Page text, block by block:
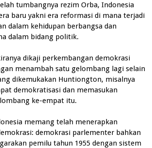
tumbangnya rezim Orba, Indonesia
baru yakni era reformasi di mana terjadi
dalam kehidupan berbangsa dan
dalam bidang politik.
dikaji perkembangan demokrasi
menambah satu gelombang lagi selain
dikemukakan Huntiongton, misalnya
demokratisasi dan memasukan
ke-empat itu.
memang telah menerapkan
demokrasi parlementer bahkan
pemilu tahun 1955 dengan sistem